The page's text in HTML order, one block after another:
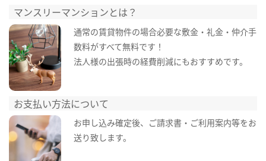
マンスリーマンションとは？
通常の賃貸物件の場合必要な敷金・礼金・仲介手
数料がすべて無料です！
法人様の出張時の経費削減にもおすすめです。
お支払い方法について
お申し込み確定後、ご請求書・ご利用案内等をお
送り致します。